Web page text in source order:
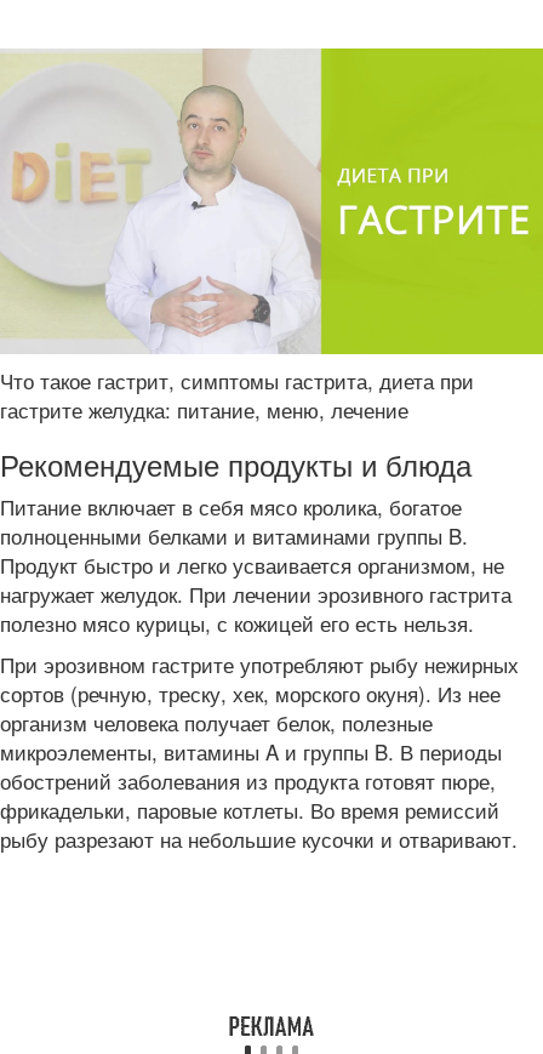
Что такое гастрит, симптомы гастрита, диета при
гастрите желудка: питание, меню, лечение
Рекомендуемые продукты и блюда
Питание включает в себя мясо кролика, богатое
полноценными белками и витаминами группы B.
Продукт быстро и легко усваивается организмом, не
нагружает желудок. При лечении эрозивного гастрита
полезно мясо курицы, с кожицей его есть нельзя.
При эрозивном гастрите употребляют рыбу нежирных
сортов (речную, треску, хек, морского окуня). Из нее
организм человека получает белок, полезные
микроэлементы, витамины A и группы B. В периоды
обострений заболевания из продукта готовят пюре,
фрикадельки, паровые котлеты. Во время ремиссий
рыбу разрезают на небольшие кусочки и отваривают.